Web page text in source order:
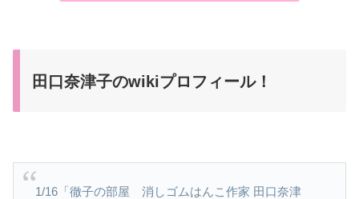
田口奈津子のwikiプロフィール！
1/16「徹子の部屋 消しゴムはんこ作家 田口奈津